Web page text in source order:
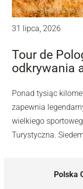
31 lipca, 2026
Tour de
odkrywania
Ponad tysiąc
zapewnia
wielkiego
Turystyczna.
Polska